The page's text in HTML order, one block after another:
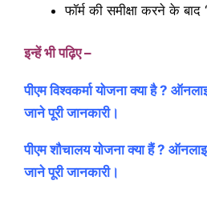
फॉर्म की समीक्षा करने के बाद
इन्हें भी पढ़िए –
पीएम विश्वकर्मा योजना क्या है ?
जाने पूरी जानकारी।
पीएम शौचालय योजना क्या हैं ?
जाने पूरी जानकारी।